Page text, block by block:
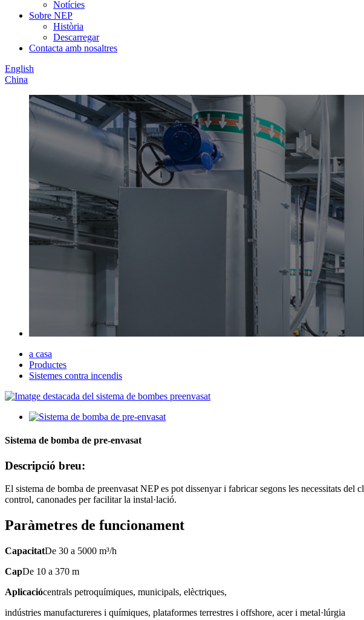
Notícies
Sobre NEP
Història
Descarregar
Contacta amb nosaltres
English
China
a casa
Productes
Sistemes contra incendis
Sistema de bomba de pre-envasat
Descripció breu:
El sistema de bomba de preenvasat NEP es pot dissenyar i fabricar segons les necessitats
control, canonades per facilitar la instal·lació.
Paràmetres de funcionament
CapacitatDe 30 a 5000 m³/h
CapDe 10 a 370 m
Aplicaciócentrals petroquímiques, municipals, elèctriques,
indústries manufactureres i químiques, plataformes terrestres i offshore, acer i metal·lúrgia